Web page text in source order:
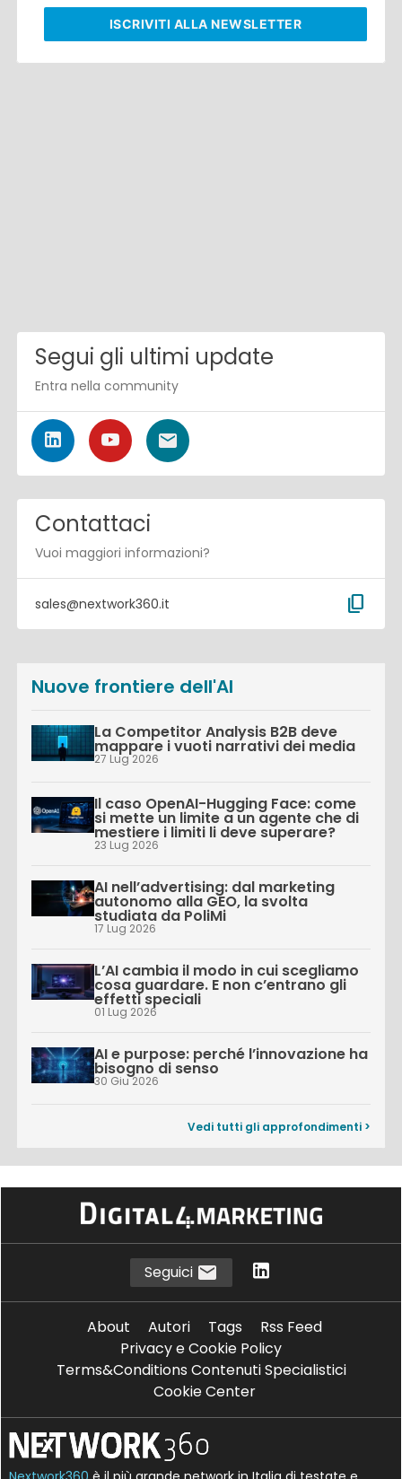
ISCRIVITI ALLA NEWSLETTER
Segui gli ultimi update
Entra nella community
Contattaci
Vuoi maggiori informazioni?
sales@nextwork360.it content_copy
Nuove frontiere dell'AI
La Competitor Analysis B2B deve
mappare i vuoti narrativi dei media
27 Lug 2026
Il caso OpenAI-Hugging Face: come
si mette un limite a un agente che di
mestiere i limiti li deve superare?
23 Lug 2026
AI nell’advertising: dal marketing
autonomo alla GEO, la svolta
studiata da PoliMi
17 Lug 2026
L’AI cambia il modo in cui scegliamo
cosa guardare. E non c’entrano gli
effetti speciali
01 Lug 2026
AI e purpose: perché l’innovazione ha
bisogno di senso
30 Giu 2026
Vedi tutti gli approfondimenti >
Seguici
About Autori Tags
Rss Feed
Privacy e Cookie Policy
Terms&Conditions Contenuti Specialistici
Cookie Center